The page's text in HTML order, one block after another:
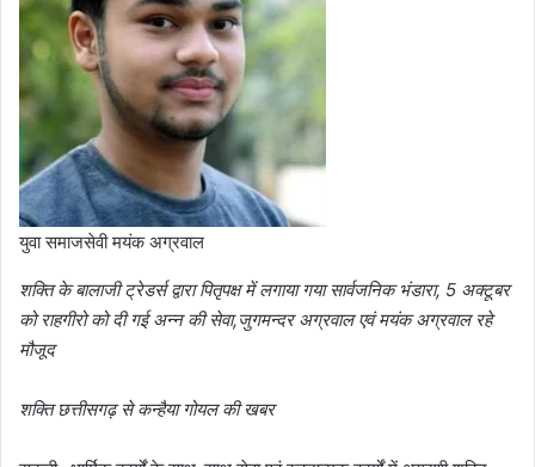
युवा समाजसेवी मयंक अग्रवाल
शक्ति के बालाजी ट्रेडर्स द्वारा पितृपक्ष में लगाया गया सार्वजनिक भंडारा, 5 अक्टूबर
को राहगीरो को दी गई अन्न की सेवा,जुगमन्दर अग्रवाल एवं मयंक अग्रवाल रहे
मौजूद
शक्ति छत्तीसगढ़ से कन्हैया गोयल की खबर